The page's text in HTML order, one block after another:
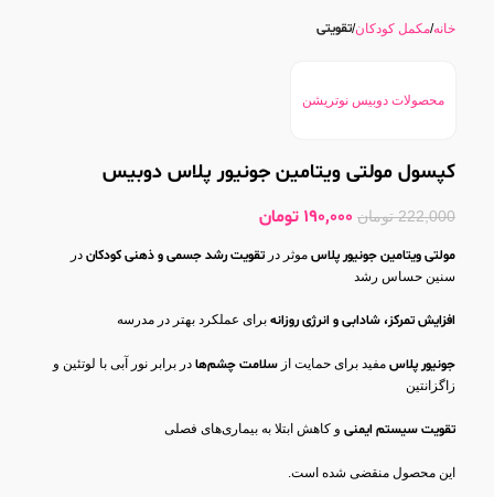
خانه مکمل کودکان تقویتی
محصولات دوبیس نوتریشن
کپسول مولتی ویتامین جونیور پلاس دوبیس
222,000 تومان 190,000 تومان
مولتی ویتامین جونیور پلاس موثر در تقویت رشد جسمی و ذهنی کودکان در
سنین حساس رشد
افزایش تمرکز، شادابی و انرژی روزانه برای عملکرد بهتر در مدرسه
جونیور پلاس مفید برای حمایت از سلامت چشم‌ها در برابر نور آبی با لوتئین و
زاگزانتین
تقویت سیستم ایمنی و کاهش ابتلا به بیماری‌های فصلی
این محصول منقضی شده است.